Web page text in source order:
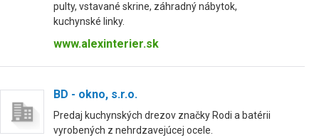
pulty, vstavané skrine, záhradný nábytok,
kuchynské linky.
www.alexinterier.sk
BD - okno, s.r.o.
Predaj kuchynských drezov značky Rodi a batérii
vyrobených z nehrdzavejúcej ocele.